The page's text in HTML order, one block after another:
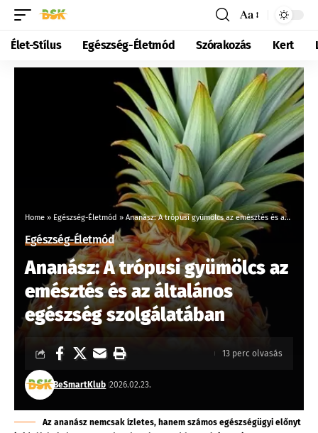
Aa
Élet-Stílus Egészség-Életmód Szórakozás Kert
Home » Egészség-Életmód » Ananász: A trópusi gyümölcs az emésztés és az általános egészség szolgálatában
Egészség-Életmód
Ananász: A trópusi gyümölcs az
emésztés és az általános
egészség szolgálatában
BeSmartKlub 2026.02.23.
13 perc olvasás
Az ananász nemcsak ízletes, hanem számos egészségügyi előnyt